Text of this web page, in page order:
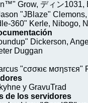
Grow, ディン1031,
"JBlaze"
360" Kerle, Nibogo,
Dickerson,
Duggan
"cσσкιє
y GravuTrad
de los servidores